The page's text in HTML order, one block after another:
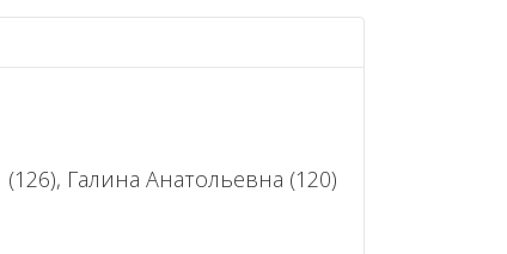
Галина Анатольевна (120)